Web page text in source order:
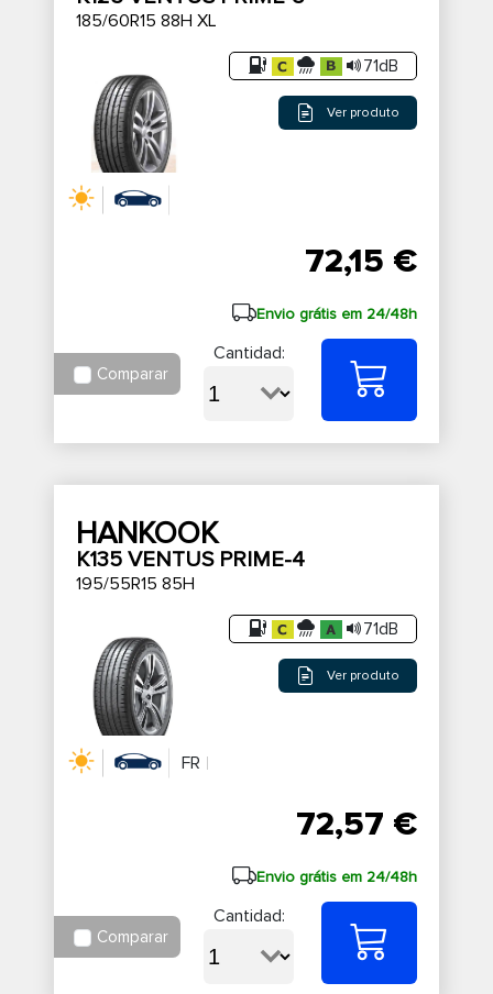
185/60R15 88H XL
71dB
Ver produto
72,15 €
Envio grátis em 24/48h
Comparar
Cantidad:
HANKOOK
K135 VENTUS PRIME-4
195/55R15 85H
71dB
Ver produto
FR
72,57 €
Envio grátis em 24/48h
Comparar
Cantidad: